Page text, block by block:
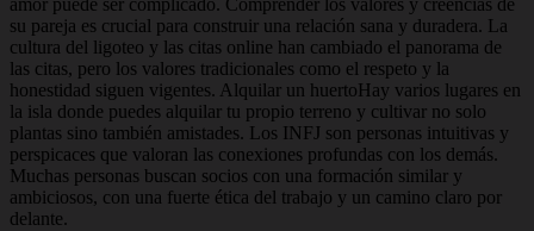
amor puede ser complicado. Comprender los valores y creencias de
su pareja es crucial para construir una relación sana y duradera. La
cultura del ligoteo y las citas online han cambiado el panorama de
las citas, pero los valores tradicionales como el respeto y la
honestidad siguen vigentes. Alquilar un huertoHay varios lugares en
la isla donde puedes alquilar tu propio terreno y cultivar no solo
plantas sino también amistades. Los INFJ son personas intuitivas y
perspicaces que valoran las conexiones profundas con los demás.
Muchas personas buscan socios con una formación similar y
ambiciosos, con una fuerte ética del trabajo y un camino claro por
delante.